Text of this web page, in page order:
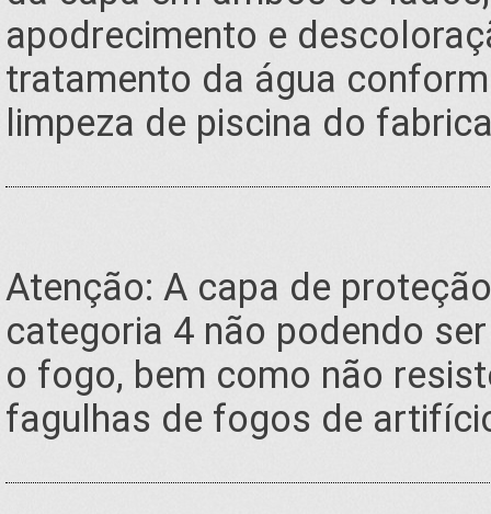
apodrecimento e
tratamento da água
limpeza de piscina do
Atenção: A capa de
categoria 4 não podendo
o fogo, bem como não
fagulhas de fogos de